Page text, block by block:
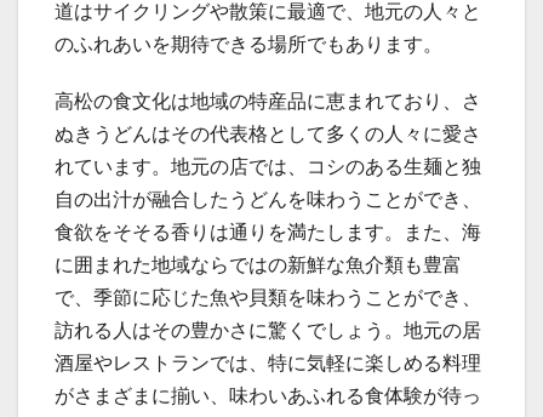
道はサイクリングや散策に最適で、地元の人々と
のふれあいを期待できる場所でもあります。
高松の食文化は地域の特産品に恵まれており、さ
ぬきうどんはその代表格として多くの人々に愛さ
れています。地元の店では、コシのある生麺と独
自の出汁が融合したうどんを味わうことができ、
食欲をそそる香りは通りを満たします。また、海
に囲まれた地域ならではの新鮮な魚介類も豊富
で、季節に応じた魚や貝類を味わうことができ、
訪れる人はその豊かさに驚くでしょう。地元の居
酒屋やレストランでは、特に気軽に楽しめる料理
がさまざまに揃い、味わいあふれる食体験が待っ